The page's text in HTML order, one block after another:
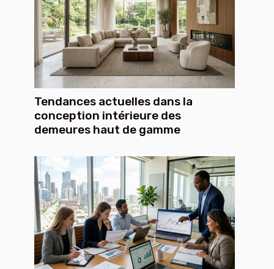
Tendances actuelles dans la
conception intérieure des
demeures haut de gamme